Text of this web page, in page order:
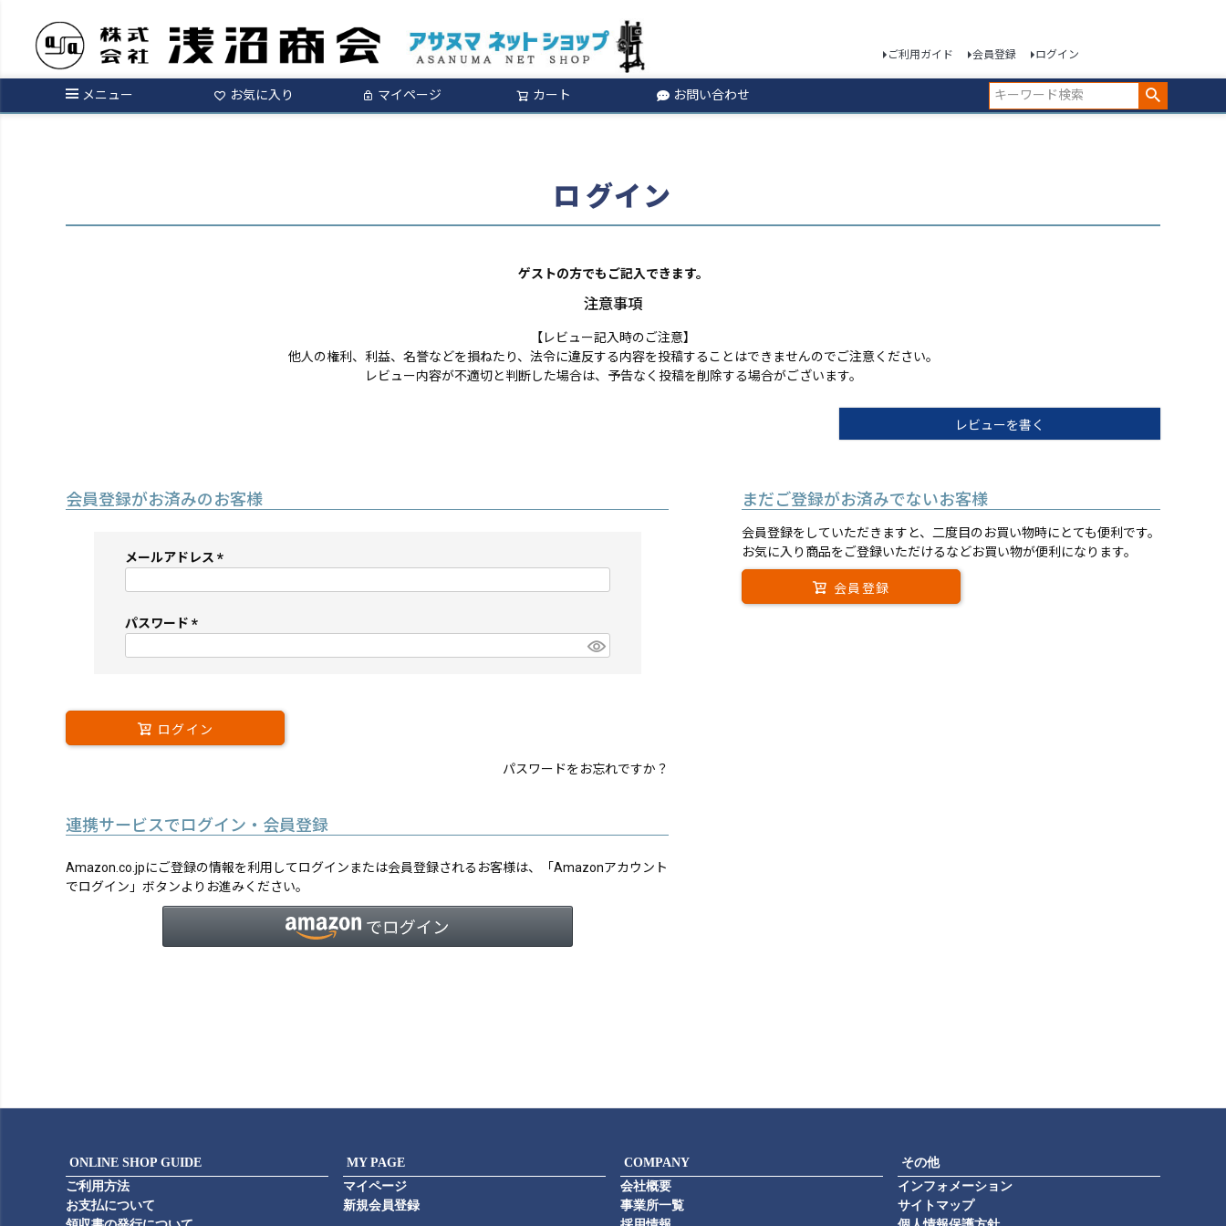
ご利用ガイド 会員登録 ログイン
メニュー お気に入り マイページ カート お問い合わせ
検索
ログイン
ゲストの方でもご記入できます。
注意事項
【レビュー記入時のご注意】
他人の権利、利益、名誉などを損ねたり、法令に違反する内容を投稿することはできませんのでご注意ください。
レビュー内容が不適切と判断した場合は、予告なく投稿を削除する場合がございます。
レビューを書く
会員登録がお済みのお客様
メールアドレス
須)
パスワード
須)
ログイン
パスワードをお忘れですか？
連携サービスでログイン・会員登録
Amazon.co.jpにご登録の情報を利用してログインまたは会員登録されるお客様は、「Amazonアカウント
でログイン」ボタンよりお進みください。
まだご登録がお済みでないお客様
会員登録をしていただきますと、二度目のお買い物時にとても便利です。
お気に入り商品をご登録いただけるなどお買い物が便利になります。
会員登録
ONLINE SHOP GUIDE
ご利用方法
お支払について
MY PAGE
マイページ
新規会員登録
COMPANY
会社概要
事業所一覧
その他
インフォメーション
サイトマップ